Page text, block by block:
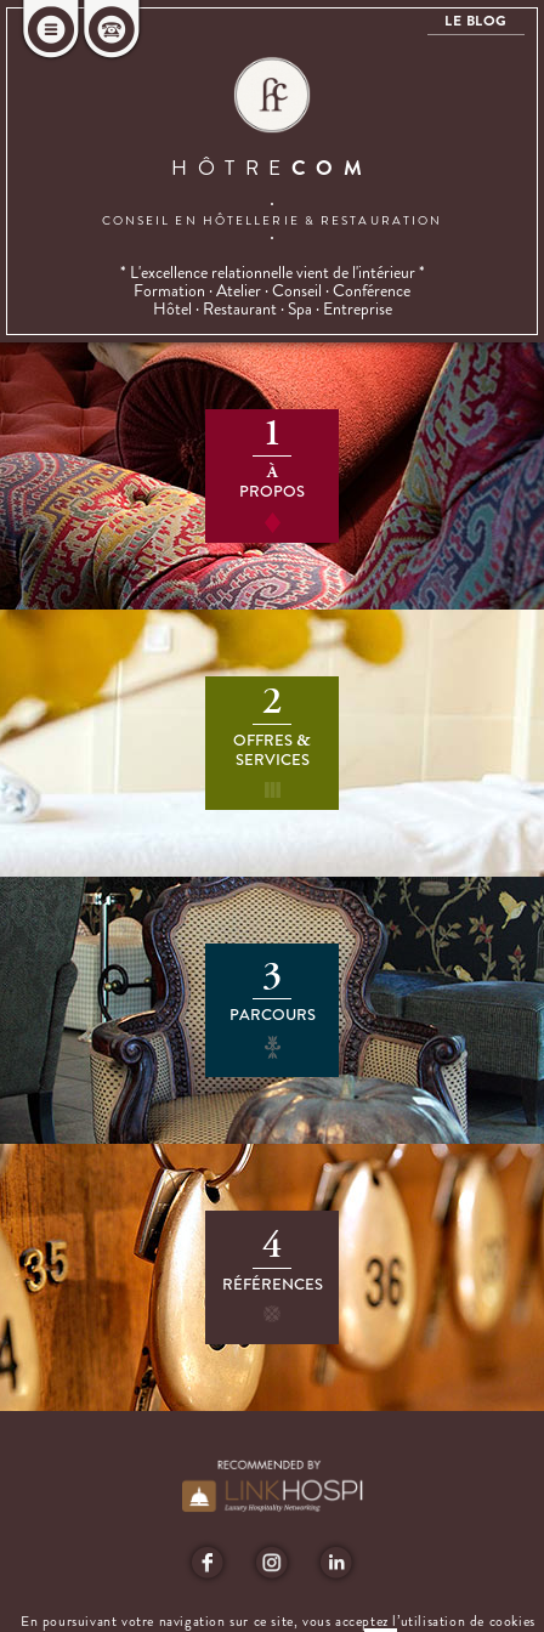
En poursuivant votre navigation sur ce site, vous acceptez l’utilisation de cookies
HÔTRE COM
CONSEIL EN HÔTELLERIE & RESTAURATION
* L'excellence relationnelle vient de l'intérieur *
Formation · Atelier · Conseil · Conférence
Hôtel · Restaurant · Spa · Entreprise
LE BLOG
1
À
PROPOS
2
OFFRES&
SERVICES
3
PARCOURS
4
RÉFÉRENCES
MENTIONS LÉGALES CONTACT DESIGN BY AGENCE-S